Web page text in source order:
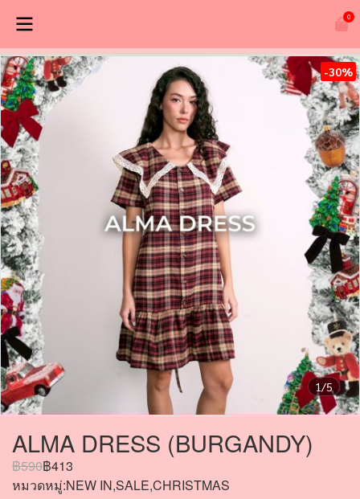
0
1/5
-30%
ALMA DRESS (BURGANDY)
฿590฿413
หมวดหมู่:NEW IN,SALE,CHRISTMAS